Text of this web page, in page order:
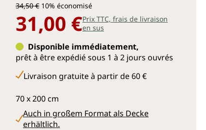
34,50 € 10% économisé
31,00 €Prix TTC, frais de livraison
en sus
Disponible immédiatement,
prêt à être expédié sous 1 à 2 jours ouvrés
Livraison gratuite à partir de 60 €
70 x 200 cm
Auch in großem Format als Decke
erhältlich.